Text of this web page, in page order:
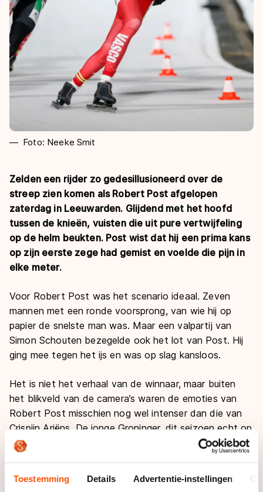
Toestemming Details Advertentie-instellingen
Natuurijs
Kunstschaatsen
Algemene Nederlandse Schaatstijd
Deze zomer de weg op
Waar kan ik schaatsen en skaten?
Schaatsfans
Alles voor jou als schaatsfan
Evenementen
Tickets
Livestreams
Winacties
Olympische Spelen
Olympische Spelen
Medaille overzicht
Medaillespiegel
Olympische uitslagen
Foto: Neeke Smit
Zelden een rijder zo gedesillusioneerd over de
streep zien komen als Robert Post afgelopen
zaterdag in Leeuwarden. Glijdend met het hoofd
tussen de knieën, vuisten die uit pure vertwijfeling
op de helm beukten. Post wist dat hij een prima kans
op zijn eerste zege had gemist en voelde die pijn in
elke meter.
Voor Robert Post was het scenario ideaal. Zeven
mannen met een ronde voorsprong, van wie hij op
papier de snelste man was. Maar een valpartij van
Simon Schouten bezegelde ook het lot van Post. Hij
ging mee tegen het ijs en was op slag kansloos.
Het is niet het verhaal van de winnaar, maar buiten
het blikveld van de camera’s waren de emoties van
Robert Post misschien nog wel intenser dan die van
Crispijn Ariëns. De jonge Groninger, dit seizoen echt op
jacht naar die allereerste zege, kon amper geloven wat
“Zo ongelooflijk klote dit”, verzuchtte hij na een kleine